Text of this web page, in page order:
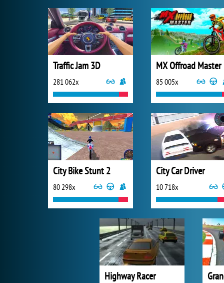
Traffic Jam 3D
281 062x
MX Offroad Master
85 005x
City Bike Stunt 2
80 298x
City Car Driver
10 718x
Highway Racer